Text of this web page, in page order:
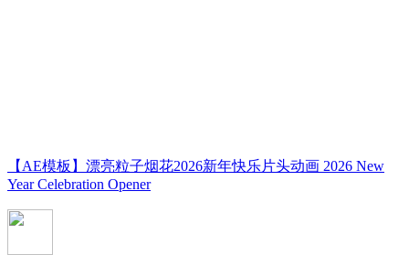
【AE模板】漂亮粒子烟花2026新年快乐片头动画 2026 New
Year Celebration Opener